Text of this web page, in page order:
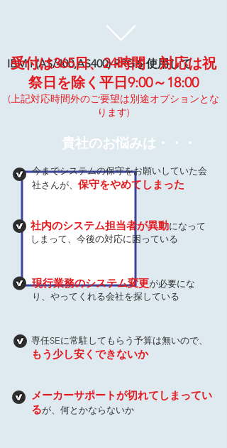
IBM i (AS/400,AS400) RPGを使用して
受付は365日、24時間 対応は祝
祭日を除く平日9:00～18:00
(上記対応時間外のご要望は別途オプションとな
ります)
​貴社のお悩みは・・・
社内のシステム担当者が異動になって
しまって、今後の対応に困っている
今までシステムの保守をお願いしていた会
社さんが、 保守をやめてしまった
現行業務のシステム変更が必要にな
り、やってくれる会社を探している
専任SEに常駐してもらう予算は無いので、
もう少し安くできないか
メーカーサポートが切れてしまってい
るが、何とかならないか